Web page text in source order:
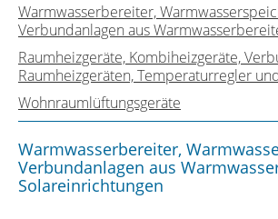
Warmwasserbereiter,
Verbundanlagen aus
Raumheizgeräte, Kombiheizgeräte,
Raumheizgeräten, Temperaturregler
Wohnraumlüftungsgeräte
Warmwasserbereiter,
Verbundanlagen aus
Solareinrichtungen